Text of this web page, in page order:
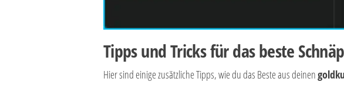
Tipps und Tricks für das beste
Hier sind einige zusätzliche Tipps, wie du das Beste aus deinen